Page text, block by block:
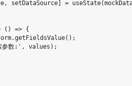
setDataSource] =
() => {
参数:', values);